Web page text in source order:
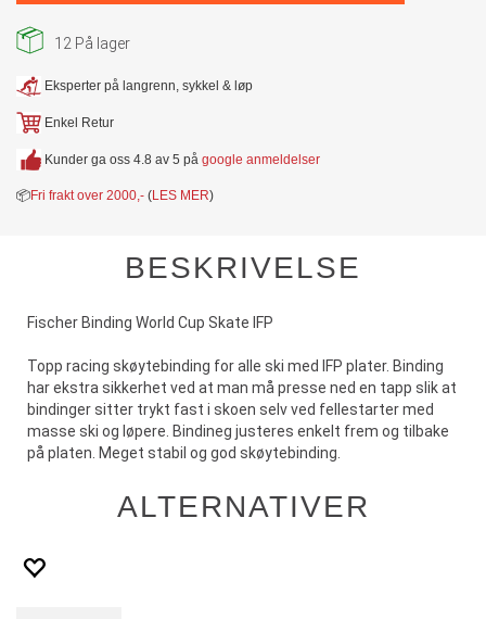
12 På lager
Eksperter på langrenn, sykkel & løp
Enkel Retur
Kunder ga oss 4.8 av 5 på google anmeldelser
📦Fri frakt over 2000,- (LES MER)
BESKRIVELSE
Fischer Binding World Cup Skate IFP
Topp racing skøytebinding for alle ski med IFP plater. Binding
har ekstra sikkerhet ved at man må presse ned en tapp slik at
bindinger sitter trykt fast i skoen selv ved fellestarter med
masse ski og løpere. Bindineg justeres enkelt frem og tilbake
på platen. Meget stabil og god skøytebinding.
ALTERNATIVER